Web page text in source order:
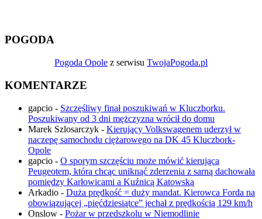
POGODA
Pogoda Opole z serwisu TwojaPogoda.pl
KOMENTARZE
gapcio - Szczęśliwy finał poszukiwań w Kluczborku.
Poszukiwany od 3 dni mężczyzna wrócił do domu
Marek Szlosarczyk - Kierujący Volkswagenem uderzył w
naczepę samochodu ciężarowego na DK 45 Kluczbork-
Opole
gapcio - O sporym szczęściu może mówić kierująca
Peugeotem, która chcąc uniknąć zderzenia z sarną dachowała
pomiędzy Karłowicami a Kuźnicą Katowską
Arkadio - Duża prędkość = duży mandat. Kierowca Forda na
obowiązującej „pięćdziesiątce” jechał z prędkością 129 km/h
Onslow - Pożar w przedszkolu w Niemodlinie